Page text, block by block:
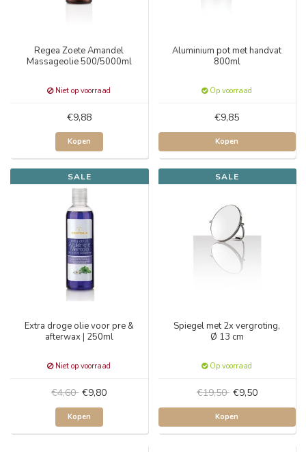
Regea Zoete Amandel
Massageolie 500/5000ml
Niet op voorraad
€9,88
Kopen
Aluminium pot met handvat
800ml
Op voorraad
€9,85
Kopen
SALE
Extra droge olie voor pre &
afterwax | 250ml
Niet op voorraad
€4,60 €9,80
Kopen
SALE
Spiegel met 2x vergroting,
Ø 13 cm
Op voorraad
€19,50 €9,50
Kopen